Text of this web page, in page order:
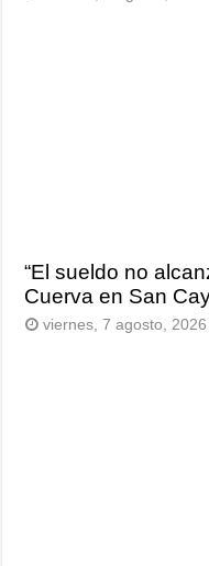
“El sueldo no
Cuerva en San
viernes, 7 agosto, 2026